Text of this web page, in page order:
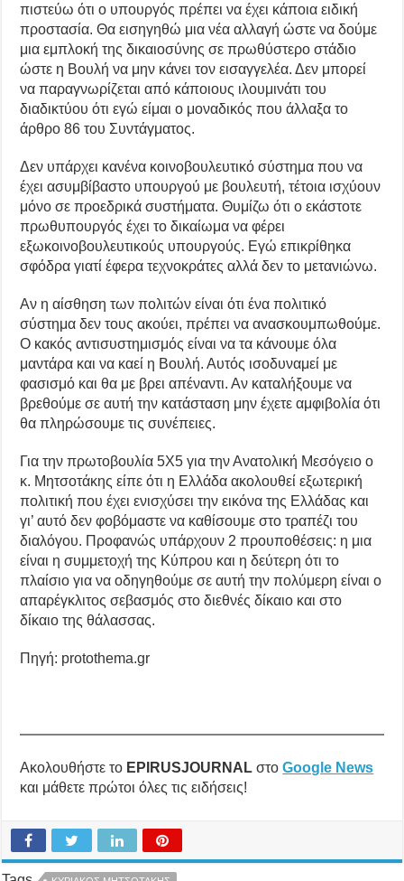
πιστεύω ότι ο υπουργός πρέπει να έχει κάποια ειδική
προστασία. Θα εισηγηθώ μια νέα αλλαγή ώστε να δούμε
μια εμπλοκή της δικαιοσύνης σε πρωθύστερο στάδιο
ώστε η Βουλή να μην κάνει τον εισαγγελέα. Δεν μπορεί
να παραγνωρίζεται από κάποιους ιλουμινάτι του
διαδικτύου ότι εγώ είμαι ο μοναδικός που άλλαξα το
άρθρο 86 του Συντάγματος.
Δεν υπάρχει κανένα κοινοβουλευτικό σύστημα που να
έχει ασυμβίβαστο υπουργού με βουλευτή, τέτοια ισχύουν
μόνο σε προεδρικά συστήματα. Θυμίζω ότι ο εκάστοτε
πρωθυπουργός έχει το δικαίωμα να φέρει
εξωκοινοβουλευτικούς υπουργούς. Εγώ επικρίθηκα
σφόδρα γιατί έφερα τεχνοκράτες αλλά δεν το μετανιώνω.
Αν η αίσθηση των πολιτών είναι ότι ένα πολιτικό
σύστημα δεν τους ακούει, πρέπει να ανασκουμπωθούμε.
Ο κακός αντισυστημισμός είναι να τα κάνουμε όλα
μαντάρα και να καεί η Βουλή. Αυτός ισοδυναμεί με
φασισμό και θα με βρει απέναντι. Αν καταλήξουμε να
βρεθούμε σε αυτή την κατάσταση μην έχετε αμφιβολία ότι
θα πληρώσουμε τις συνέπειες.
Για την πρωτοβουλία 5Χ5 για την Ανατολική Μεσόγειο ο
κ. Μητσοτάκης είπε ότι η Ελλάδα ακολουθεί εξωτερική
πολιτική που έχει ενισχύσει την εικόνα της Ελλάδας και
γι’ αυτό δεν φοβόμαστε να καθίσουμε στο τραπέζι του
διαλόγου. Προφανώς υπάρχουν 2 προυποθέσεις: η μια
είναι η συμμετοχή της Κύπρου και η δεύτερη ότι το
πλαίσιο για να οδηγηθούμε σε αυτή την πολύμερη είναι ο
απαρέγκλιτος σεβασμός στο διεθνές δίκαιο και στο
δίκαιο της θάλασσας.
Πηγή: protothema.gr
Ακολουθήστε το EPIRUSJOURNAL στοGoogle News
και μάθετε πρώτοι όλες τις ειδήσεις!